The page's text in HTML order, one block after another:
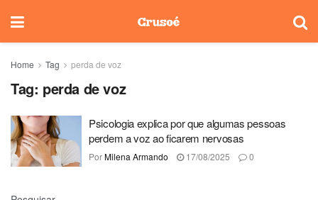
Home Tag perda de voz
Tag: perda de voz
Psicologia explica por que algumas pessoas
perdem a voz ao ficarem nervosas
PorMilena Armando 17/08/2025 0